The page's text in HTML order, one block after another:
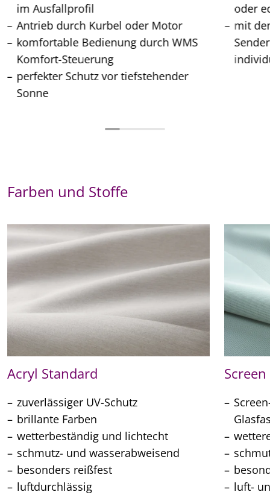
im Ausfallprofil
Antrieb durch Kurbel oder Motor
komfortable Bedienung durch WMS
Komfort-Steuerung
perfekter Schutz vor tiefstehender
Sonne
oder
mit
Farben und Stoffe
Acryl Standard
zuverlässiger UV-Schutz
brillante Farben
wetterbeständig und lichtecht
schmutz- und wasserabweisend
besonders reißfest
luftdurchlässig
Screen
luft-